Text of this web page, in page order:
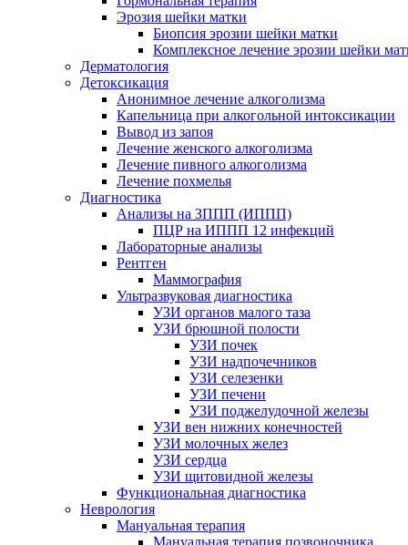
Эрозия шейки матки
Биопсия эрозии шейки матки
Комплексное лечение эрозии шейки
Дерматология
Детоксикация
Анонимное лечение алкоголизма
Капельница при алкогольной интоксикации
Вывод из запоя
Лечение женского алкоголизма
Лечение пивного алкоголизма
Лечение похмелья
Диагностика
Анализы на ЗППП (ИППП)
ПЦР на ИППП 12 инфекций
Лабораторные анализы
Рентген
Маммография
Ультразвуковая диагностика
УЗИ органов малого таза
УЗИ брюшной полости
УЗИ почек
УЗИ надпочечников
УЗИ селезенки
УЗИ печени
УЗИ поджелудочной железы
УЗИ вен нижних конечностей
УЗИ молочных желез
УЗИ сердца
УЗИ щитовидной железы
Функциональная диагностика
Неврология
Мануальная терапия
Мануальная терапия позвоночника